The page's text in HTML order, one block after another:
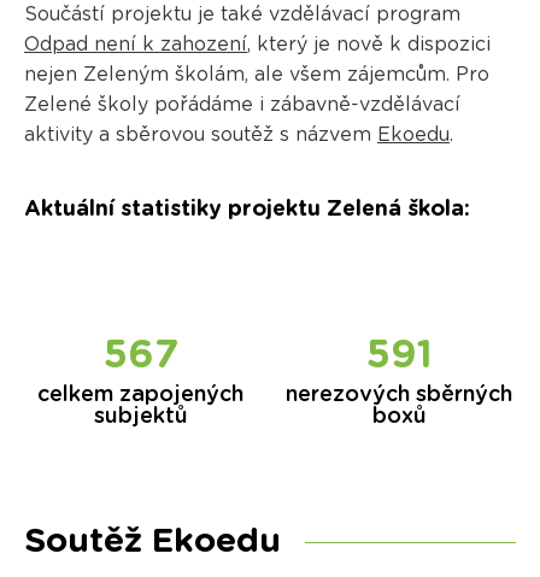
Součástí projektu je také vzdělávací program
Odpad není k zahození, který je nově k dispozici
nejen Zeleným školám, ale všem zájemcům. Pro
Zelené školy pořádáme i zábavně-vzdělávací
aktivity a sběrovou soutěž s názvem Ekoedu.
Aktuální statistiky projektu Zelená škola:
571
celkem zapojených
subjektů
596
nerezových sběrných
boxů
Soutěž Ekoedu